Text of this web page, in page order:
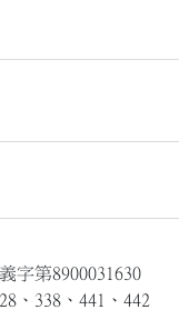
字第8900031630
、338、441、442